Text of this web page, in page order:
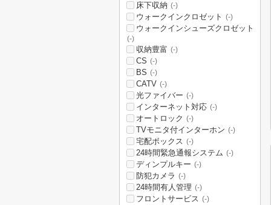
床下収納 (-)
ウォークインクロゼット (-)
ウォークインシューズクロゼット
(-)
収納豊富 (-)
CS (-)
BS (-)
CATV (-)
光ファイバー (-)
インターネット対応 (-)
オートロック (-)
TVモニタ付インターホン (-)
宅配ボックス (-)
24時間緊急通報システム (-)
ディンプルキー (-)
防犯カメラ (-)
24時間有人管理 (-)
フロントサービス (-)